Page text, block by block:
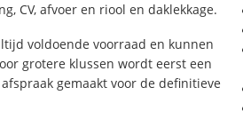
CV, afvoer en riool en daklekkage.
voldoende voorraad en kunnen
grotere klussen wordt eerst een
gemaakt voor de definitieve